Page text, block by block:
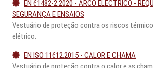
EN 61482-2:2020 - ARCO ELÉCTRICO -
SEGURANÇA E ENSAIOS
Vestuário de proteção contra os riscos
elétrico.
EN ISO 11612:2015 - CALOR E CHAMA